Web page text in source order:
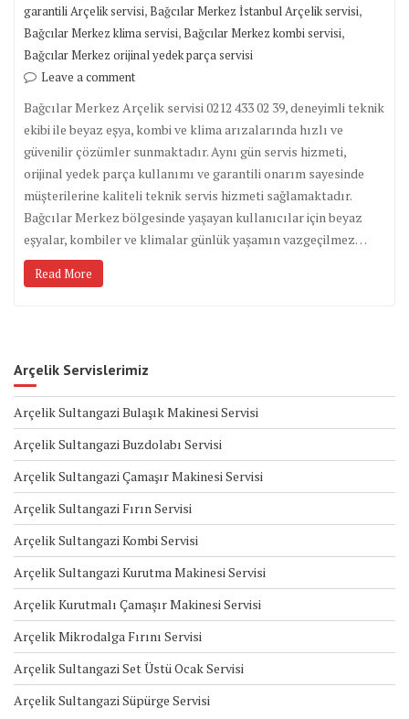
garantili Arçelik servisi,Bağcılar Merkez İstanbul Arçelik servisi,
Bağcılar Merkez klima servisi,Bağcılar Merkez kombi servisi,
Bağcılar Merkez orijinal yedek parça servisi
Leave a comment
Bağcılar Merkez Arçelik servisi 0212 433 02 39, deneyimli teknik
ekibi ile beyaz eşya, kombi ve klima arızalarında hızlı ve
güvenilir çözümler sunmaktadır. Aynı gün servis hizmeti,
orijinal yedek parça kullanımı ve garantili onarım sayesinde
müşterilerine kaliteli teknik servis hizmeti sağlamaktadır.
Bağcılar Merkez bölgesinde yaşayan kullanıcılar için beyaz
eşyalar, kombiler ve klimalar günlük yaşamın vazgeçilmez…
Read More
Arçelik Servislerimiz
Arçelik Sultangazi Bulaşık Makinesi Servisi
Arçelik Sultangazi Buzdolabı Servisi
Arçelik Sultangazi Çamaşır Makinesi Servisi
Arçelik Sultangazi Fırın Servisi
Arçelik Sultangazi Kombi Servisi
Arçelik Sultangazi Kurutma Makinesi Servisi
Arçelik Kurutmalı Çamaşır Makinesi Servisi
Arçelik Mikrodalga Fırını Servisi
Arçelik Sultangazi Set Üstü Ocak Servisi
Arçelik Sultangazi Süpürge Servisi